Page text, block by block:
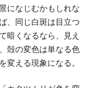
になじむかもしれな
、同じ白斑は目立つ
暗くなるなら、見え
殻の変色は単なる色
変える現象になる。